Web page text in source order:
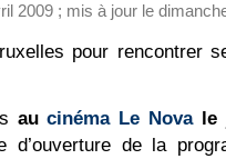
2009 ; mis à jour le
pour rencontrer
aucinéma Le Novale
d’ouverture de la